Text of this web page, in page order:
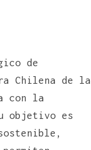
de
Chilena de la
con la
objetivo es